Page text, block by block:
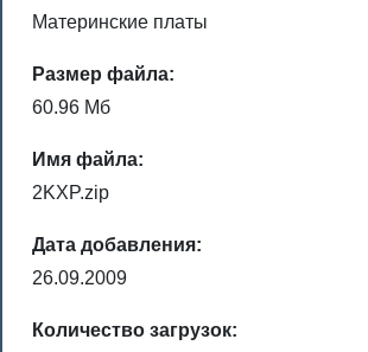
Материнские платы
Размер файла:
60.96 Мб
Имя файла:
2KXP.zip
Дата добавления:
26.09.2009
Количество загрузок: